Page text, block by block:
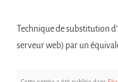
Technique de substitution
serveur web) par un